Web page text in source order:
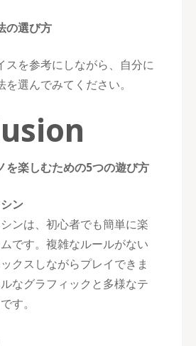
の選び方
スを参考にしながら、自分に
選んでみてください。
を楽しむための5つの遊び方
ン
ンは、初心者でも簡単に楽
です。複雑なルールがない
クスしながらプレイできま
なグラフィックと多様なテ
す。